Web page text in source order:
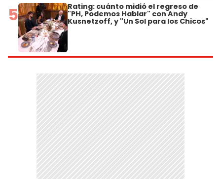
5 Rating: cuánto midió el regreso de
"PH, Podemos Hablar" con Andy
Kusnetzoff, y "Un Sol para los Chicos"